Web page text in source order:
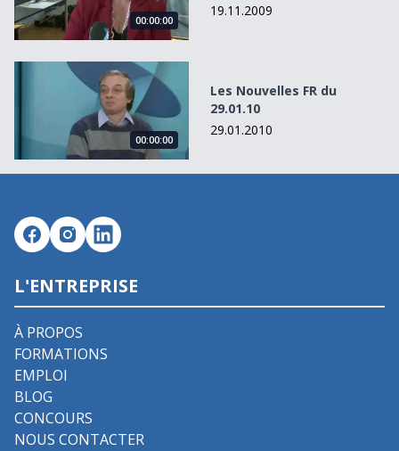
00:00:00
19.11.2009
Les Nouvelles FR du 29.01.10
00:00:00
Les Nouvelles FR du
29.01.10
29.01.2010
L'ENTREPRISE
À PROPOS
FORMATIONS
EMPLOI
BLOG
CONCOURS
NOUS CONTACTER